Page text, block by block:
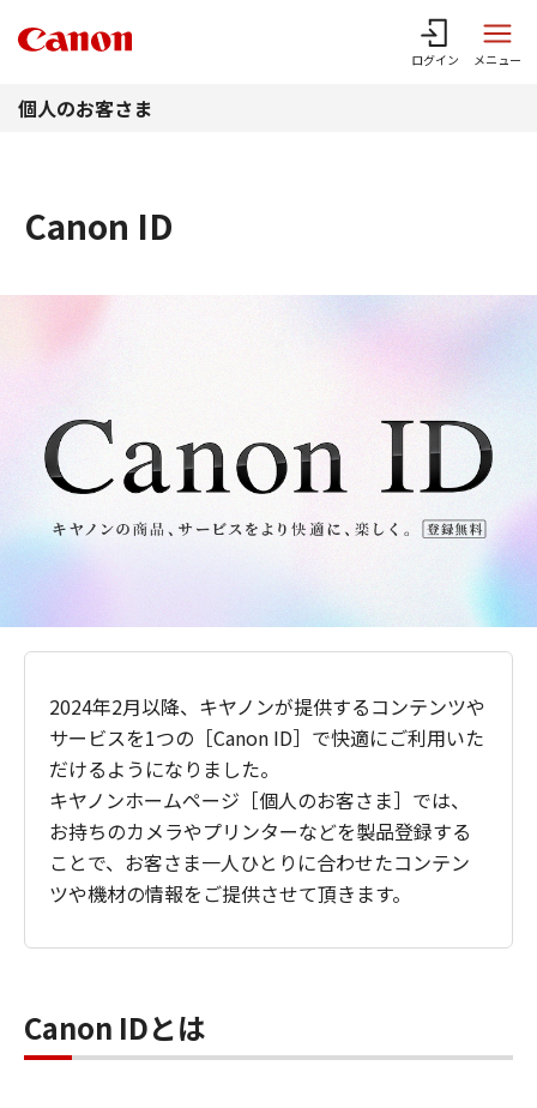
ログイン メニュー
個人のお客さま
Canon ID
2024年2月以降、キヤノンが提供するコンテンツや
サービスを1つの［Canon ID］で快適にご利用いた
だけるようになりました。
キヤノンホームページ［個人のお客さま］では、
お持ちのカメラやプリンターなどを製品登録する
ことで、お客さま一人ひとりに合わせたコンテン
ツや機材の情報をご提供させて頂きます。
Canon IDとは